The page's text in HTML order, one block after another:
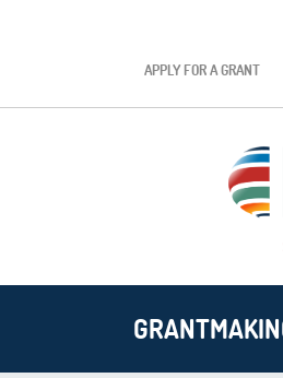
APPLY FOR A GRANT